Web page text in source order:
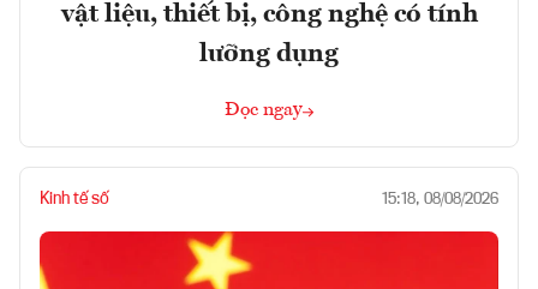
vật liệu, thiết bị, công nghệ có tính
lưỡng dụng
Đọc ngay
Kinh tế số 15:18, 08/08/2026